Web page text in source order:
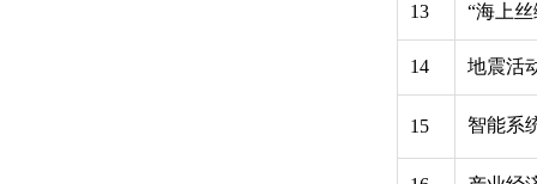
13 “海上
14 地震活
15 智能系